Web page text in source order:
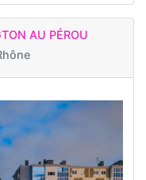
AU PÉROU